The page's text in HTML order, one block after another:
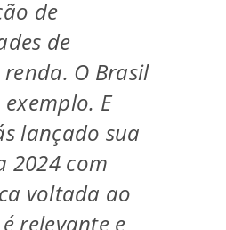
de
de
O Brasil
E
lançado sua
2024 com
voltada ao
relevante e